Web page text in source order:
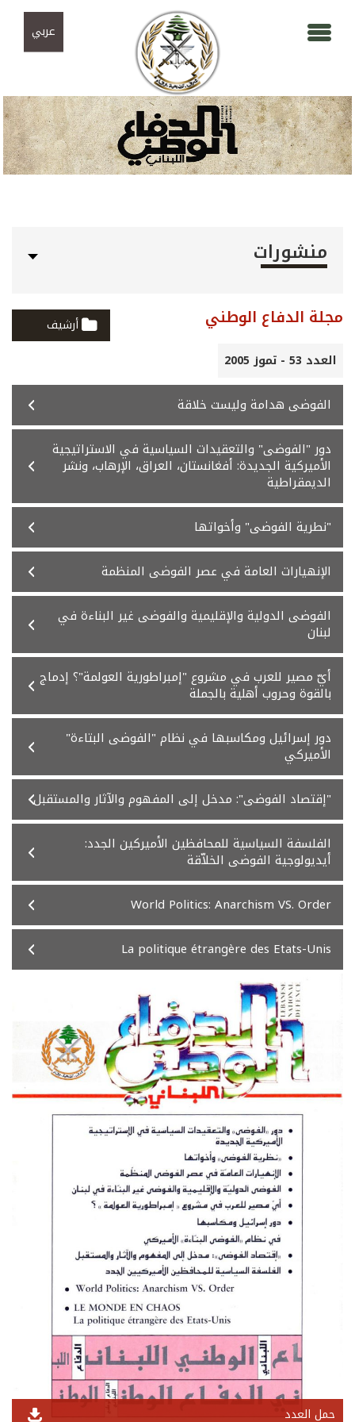
عربي
منشورات
مجلة الدفاع الوطني
أرشيف
العدد 53 - تموز 2005
الفوضى هدامة وليست خلاقة
دور "الفوضى" والتعقيدات السياسية في الاستراتيجية
الأميركية الجديدة: أفغانستان، العراق، الإرهاب، ونشر
الديمقراطية
"نطرية الفوضى" وأخواتها
الإنهيارات العامة في عصر الفوضى المنظمة
الفوضى الدولية والإقليمية والفوضى غير البناءة في
لبنان
أيّ مصير للعرب في مشروع "إمبراطورية العولمة"؟ إدماج
بالقوة وحروب أهلية بالجملة
دور إسرائيل ومكاسبها في نظام "الفوضى البتاءة"
الأميركي
"إقتصاد الفوضى": مدخل إلى المفهوم والآثار والمستقبل
الفلسفة السياسية للمحافظين الأميركين الجدد:
أيديولوجية الفوضى الخلاّقة
World Politics: Anarchism VS. Order
La politique étrangère des Etats-Unis
حمل العدد